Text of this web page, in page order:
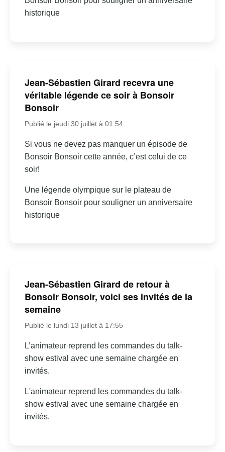
historique
Jean-Sébastien Girard recevra une
véritable légende ce soir à Bonsoir
Bonsoir
Publié le jeudi 30 juillet à 01:54
Si vous ne devez pas manquer un épisode de
Bonsoir Bonsoir cette année, c’est celui de ce
soir!
Une légende olympique sur le plateau de
Bonsoir Bonsoir pour souligner un anniversaire
historique
Jean-Sébastien Girard de retour à
Bonsoir Bonsoir, voici ses invités de la
semaine
Publié le lundi 13 juillet à 17:55
L’animateur reprend les commandes du talk-
show estival avec une semaine chargée en
invités.
L'animateur reprend les commandes du talk-
show estival avec une semaine chargée en
invités.